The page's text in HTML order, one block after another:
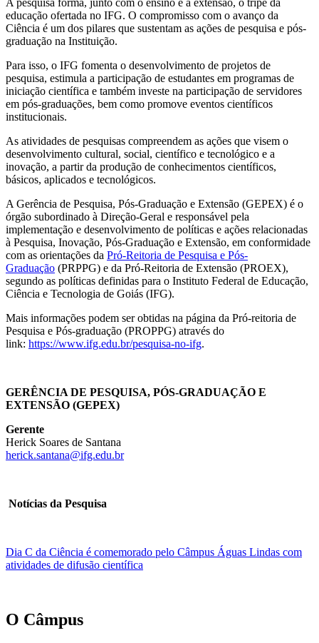
A pesquisa forma, junto com o ensino e a extensão, o tripé da
educação ofertada no IFG. O compromisso com o avanço da
Ciência é um dos pilares que sustentam as ações de pesquisa e pós-
graduação na Instituição.
Para isso, o IFG fomenta o desenvolvimento de projetos de
pesquisa, estimula a participação de estudantes em programas de
iniciação científica e também investe na participação de servidores
em pós-graduações, bem como promove eventos científicos
institucionais.
As atividades de pesquisas compreendem as ações que visem o
desenvolvimento cultural, social, científico e tecnológico e a
inovação, a partir da produção de conhecimentos científicos,
básicos, aplicados e tecnológicos.
A Gerência de Pesquisa, Pós-Graduação e Extensão (GEPEX) é o
órgão subordinado à Direção-Geral e responsável pela
implementação e desenvolvimento de políticas e ações relacionadas
à Pesquisa, Inovação, Pós-Graduação e Extensão, em conformidade
com as orientações da Pró-Reitoria de Pesquisa e Pós-
Graduação (PRPPG) e da Pró-Reitoria de Extensão (PROEX),
segundo as políticas definidas para o Instituto Federal de Educação,
Ciência e Tecnologia de Goiás (IFG).
Mais informações podem ser obtidas na página da Pró-reitoria de
Pesquisa e Pós-graduação (PROPPG) através do
link: https://www.ifg.edu.br/pesquisa-no-ifg.
GERÊNCIA DE PESQUISA, PÓS-GRADUAÇÃO E
EXTENSÃO (GEPEX)
Gerente
Herick Soares de Santana
herick.santana@ifg.edu.br
Notícias da Pesquisa
Dia C da Ciência é comemorado pelo Câmpus Águas Lindas com
atividades de difusão científica
O Câmpus